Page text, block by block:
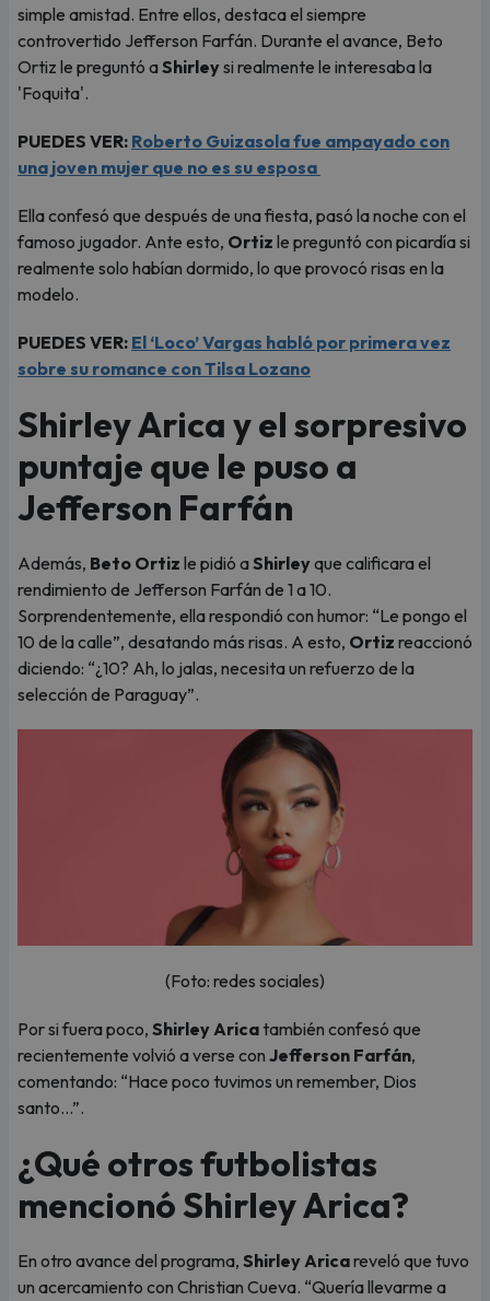
simple amistad. Entre ellos, destaca el siempre
controvertido Jefferson Farfán. Durante el avance, Beto
Ortiz le preguntó aShirleysi realmente le interesaba la
'Foquita'.
PUEDES VER: Roberto Guizasola fue ampayado con
una joven mujer que no es su esposa
Ella confesó que después de una fiesta, pasó la noche con el
famoso jugador. Ante esto, Ortiz le preguntó con picardía si
realmente solo habían dormido, lo que provocó risas en la
modelo.
PUEDES VER: El ‘Loco’ Vargas habló por primera vez
sobre su romance con Tilsa Lozano
Shirley Arica y el sorpresivo
puntaje que le puso a
Jefferson Farfán
Además, Beto Ortiz le pidió aShirleyque calificara el
rendimiento de Jefferson Farfán de 1 a 10.
Sorprendentemente, ella respondió con humor: “Le pongo el
10 de la calle”, desatando más risas. A esto, Ortiz reaccionó
diciendo: “¿10? Ah, lo jalas, necesita un refuerzo de la
selección de Paraguay”.
(Foto: redes sociales)
Por si fuera poco, Shirley Arica también confesó que
recientemente volvió a verse con Jefferson Farfán,
comentando: “Hace poco tuvimos un remember, Dios
santo...”.
¿Qué otros futbolistas
mencionó Shirley Arica?
En otro avance del programa, Shirley Aricareveló que tuvo
un acercamiento con Christian Cueva. “Quería llevarme a